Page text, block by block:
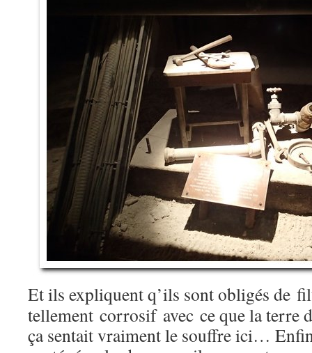
Et ils expliquent q’ils sont obligés de
tellement corrosif avec ce que la terre
ça sentait vraiment le souffre ici…